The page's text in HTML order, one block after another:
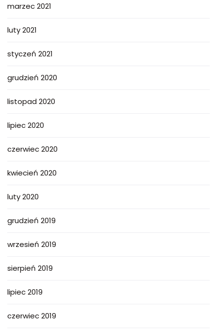
marzec 2021
luty 2021
styczeń 2021
grudzień 2020
listopad 2020
lipiec 2020
czerwiec 2020
kwiecień 2020
luty 2020
grudzień 2019
wrzesień 2019
sierpień 2019
lipiec 2019
czerwiec 2019